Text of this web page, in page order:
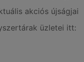
akciós újságjai
üzletei itt: